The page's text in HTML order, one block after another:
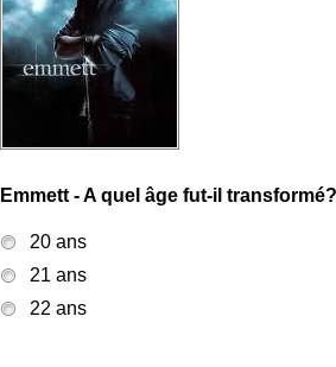
Emmett - De quelle origine était sa
Australienne
Question 12